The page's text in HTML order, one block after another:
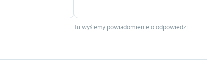
Tu wyślemy powiadomienie o odpowiedzi.